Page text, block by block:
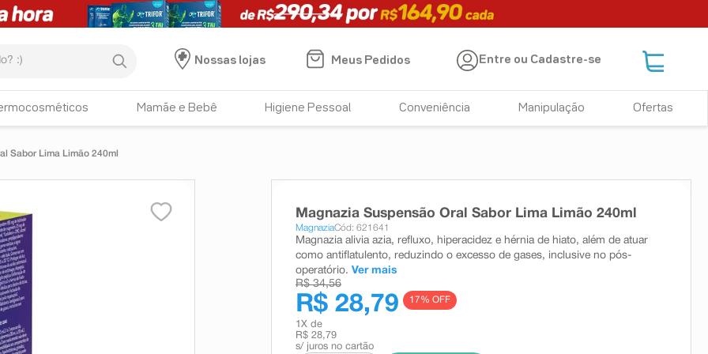
Nossas lojas
Meus Pedidos Entre ou Cadastre-se
Mamãe e Bebê Higiene Pessoal Conveniência Manipulação Ofertas
Sabor Lima Limão 240ml
Magnazia Suspensão Oral Sabor Lima Limão 240ml
MagnaziaCód: 621641
Magnazia alivia azia, refluxo, hiperacidez e hérnia de hiato, além de atuar
como antiflatulento, reduzindo o excesso de gases, inclusive no pós-
operatório. Ver mais
R$ 34,56
R$ 28,79 17% OFF
1 X de
R$ 28,79
s/ juros no cartão